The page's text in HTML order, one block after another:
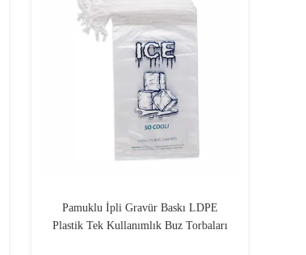
Pamuklu İpli Gravür Baskı LDPE
Plastik Tek Kullanımlık Buz Torbaları